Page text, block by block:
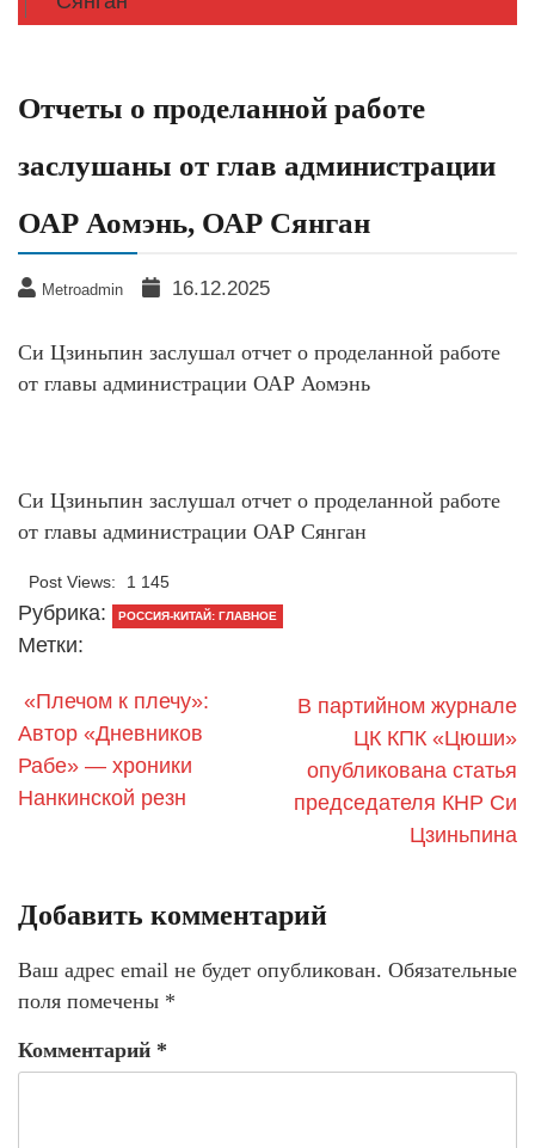
Отчеты о проделанной работе
заслушаны от глав администрации
ОАР Аомэнь, ОАР Сянган
Metroadmin 16.12.2025
Си Цзиньпин заслушал отчет о проделанной работе
от главы администрации ОАР Аомэнь
Си Цзиньпин заслушал отчет о проделанной работе
от главы администрации ОАР Сянган
Post Views: 1 145
Рубрика: РОССИЯ-КИТАЙ: ГЛАВНОЕ
Метки:
«Плечом к плечу»:
Автор «Дневников
Рабе» — хроники
Нанкинской резн
В партийном журнале
ЦК КПК «Цюши»
опубликована статья
председателя КНР Си
Цзиньпина
Добавить комментарий
Ваш адрес email не будет опубликован. Обязательные
поля помечены *
Комментарий *